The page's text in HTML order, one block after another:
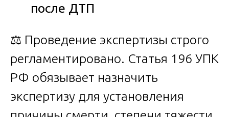
после ДТП
⚖️ Проведение экспертизы строго
регламентировано. Статья 196 УПК
РФ обязывает назначить
экспертизу для установления